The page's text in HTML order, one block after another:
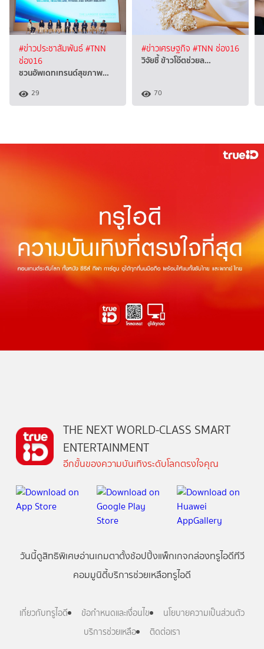
#ข่าวประชาสัมพันธ์#TNN
ช่อง16
ชวนอัพเดทเทรนด์สุขภาพ…
29
#ข่าวเศรษฐกิจ #TNN ช่อง16
วิจัยชี้ ข้าวโอ๊ตช่วยล…
70
THE NEXT WORLD-CLASS SMART
ENTERTAINMENT
อีกขั้นของความบันเทิงระดับโลกตรงใจคุณ
วันนี้ดูสิทธิพิเศษอ่านเกมตาตั้งช้อปปิ้งแพ็กเกจกล่องทรูไอดีทีวี
คอมมูนิตี้บริการช่วยเหลือทรูไอดี
เกี่ยวกับทรูไอดี ข้อกำหนดและเงื่อนไข
นโยบายความเป็นส่วนตัว
บริการช่วยเหลือ
ติดต่อเรา